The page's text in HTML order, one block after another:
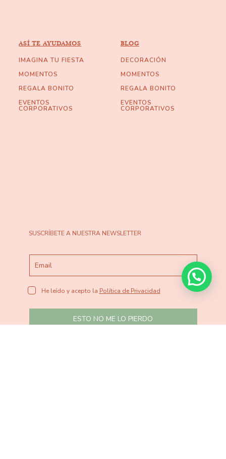
ASÍ TE AYUDAMOS
IMAGINA TU FIESTA
MOMENTOS
REGALA BONITO
EVENTOS
CORPORATIVOS
BLOG
DECORACIÓN
MOMENTOS
REGALA BONITO
EVENTOS
CORPORATIVOS
SUSCRÍBETE A NUESTRA NEWSLETTER
He leído y acepto la Política de Privacidad
ESTO NO ME LO PIERDO